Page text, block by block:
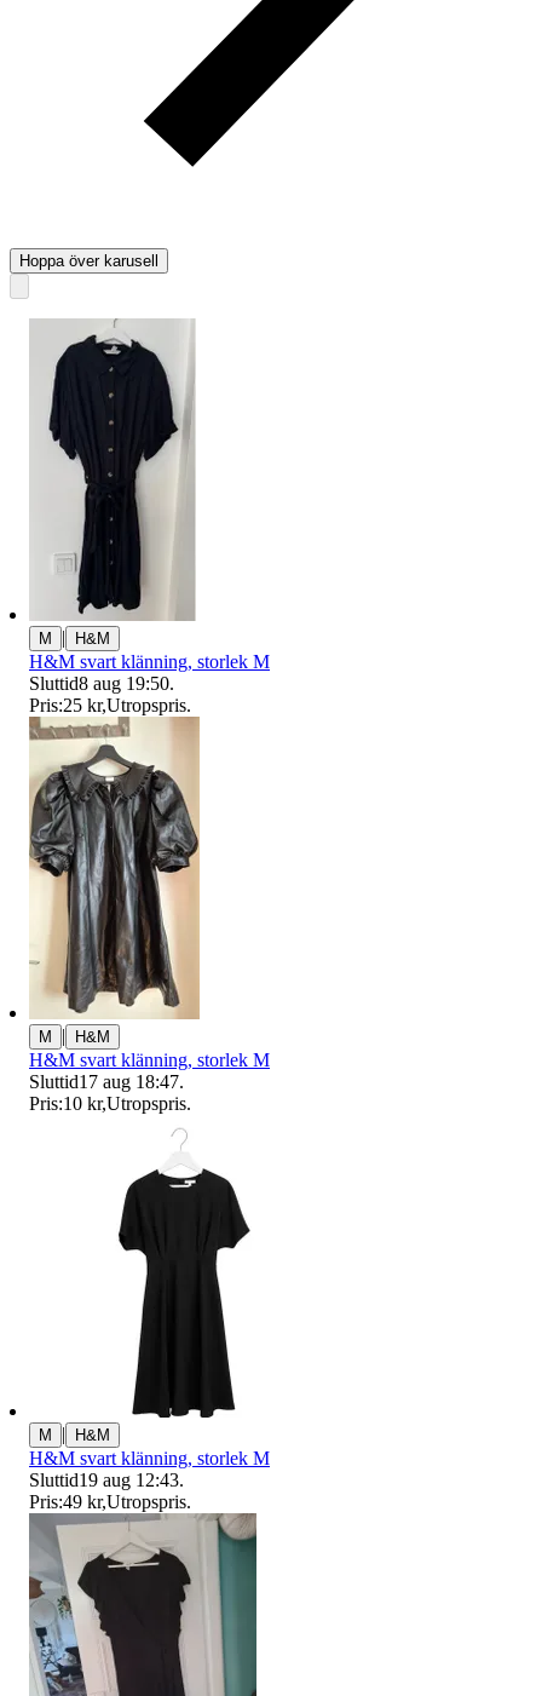
Hoppa över karusell
M | H&M
H&M svart klänning, storlek M
Sluttid8 aug 19:50.
Pris:25 kr,Utropspris.
M | H&M
H&M svart klänning, storlek M
Sluttid17 aug 18:47.
Pris:10 kr,Utropspris.
M | H&M
H&M svart klänning, storlek M
Sluttid19 aug 12:43.
Pris:49 kr,Utropspris.